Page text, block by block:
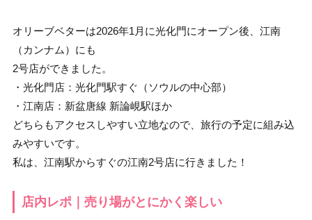
オリーブベターは2026年1月に光化門にオープン後、江南
（カンナム）にも
2号店ができました。
・光化門店：光化門駅すぐ（ソウルの中心部）
・江南店：新盆唐線 新論峴駅ほか
どちらもアクセスしやすい立地なので、旅行の予定に組み込
みやすいです。
私は、江南駅からすぐの江南2号店に行きました！
店内レポ｜売り場がとにかく楽しい